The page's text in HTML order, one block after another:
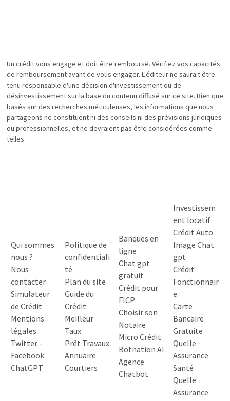
Un crédit vous engage et doit être remboursé. Vérifiez vos capacités
de remboursement avant de vous engager. L'éditeur ne saurait être
tenu responsable d'une décision d'investissement ou de
désinvestissement sur la base du contenu diffusé sur ce site. Bien que
basés sur des recherches méticuleuses, les informations que nous
partageons ne constituent ni des conseils ni des prévisions juridiques
ou professionnelles, et ne devraient pas être considérées comme
telles.
Qui sommes
nous ?
Nous
contacter
Simulateur
de Crédit
Mentions
légales
Twitter-
Facebook
ChatGPT
Politique de
confidentiali
té
Plan du site
Guide du
Crédit
Meilleur
Taux
Prêt Travaux
Annuaire
Courtiers
Banques en
ligne
Chat gpt
gratuit
Crédit pour
FICP
Choisir son
Notaire
Micro Crédit
Botnation AI
Agence
Chatbot
Investissem
ent locatif
Crédit Auto
Image Chat
gpt
Crédit
Fonctionnair
e
Carte
Bancaire
Gratuite
Quelle
Assurance
Santé
Quelle
Assurance